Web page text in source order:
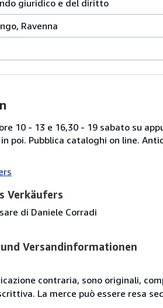
giuridico e del diritto
Ravenna
10 - 13 e 16,30 - 19 sabato su
poi. Pubblica cataloghi on line.
Verkäufers
di Daniele Corradi
Versandinformationen
contraria, sono originali,
La merce può essere resa